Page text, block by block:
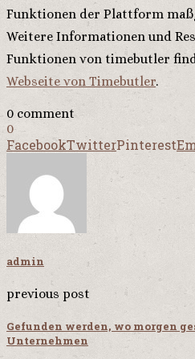
Funktionen der Plattform
Weitere Informationen und
Funktionen von timebutler
Webseite von Timebutler.
0 comment
0
FacebookTwitterPinterest
admin
previous post
Gefunden werden, wo morgen
Unternehmen